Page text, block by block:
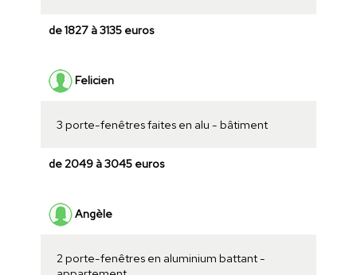
de 1827 à 3135 euros
Felicien
3 porte-fenêtres faites en alu - bâtiment
de 2049 à 3045 euros
Angèle
2 porte-fenêtres en aluminium battant -